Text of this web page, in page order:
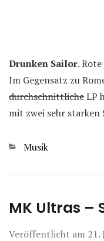
Drunken Sailor.
Im Gegensatz zu
durchschnittlicheLP
mit zwei sehr starken
Kategorien
Musik
MK Ultras –
Veröffentlicht am 21.